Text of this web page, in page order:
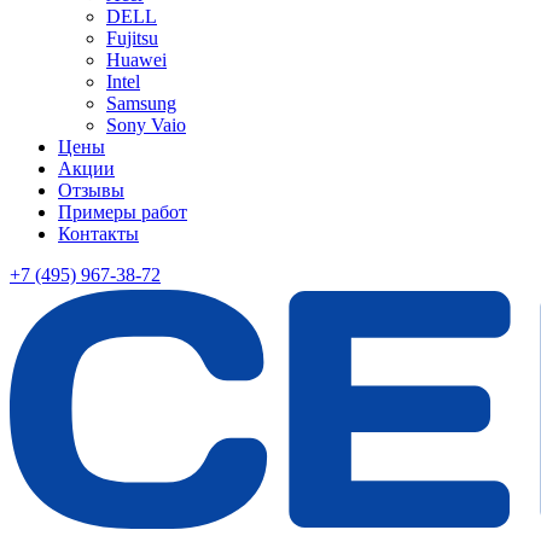
DELL
Fujitsu
Huawei
Intel
Samsung
Sony Vaio
Цены
Акции
Отзывы
Примеры работ
Контакты
+7 (495) 967-38-72